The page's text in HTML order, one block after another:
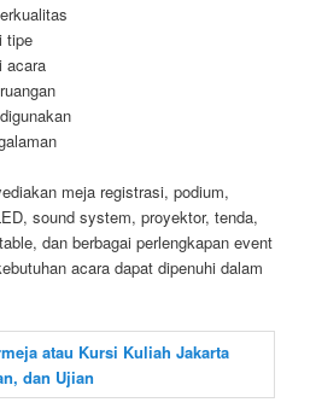
tipe
acara
meja registrasi, podium,
sound system, proyektor, tenda,
dan berbagai perlengkapan event
acara dapat dipenuhi dalam